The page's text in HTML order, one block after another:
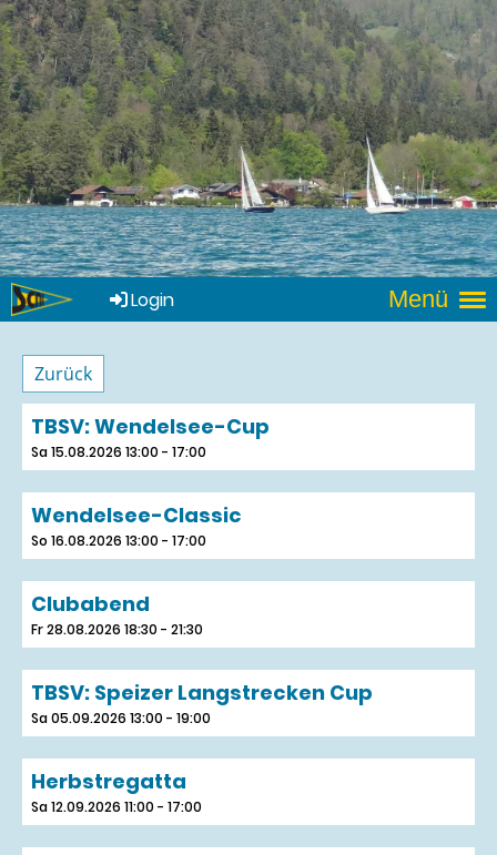
Menü
Login
Zurück
TBSV: Wendelsee-Cup
Sa 15.08.2026 13:00 - 17:00
Wendelsee-Classic
So 16.08.2026 13:00 - 17:00
Clubabend
Fr 28.08.2026 18:30 - 21:30
TBSV: Speizer Langstrecken Cup
Sa 05.09.2026 13:00 - 19:00
Herbstregatta
Sa 12.09.2026 11:00 - 17:00